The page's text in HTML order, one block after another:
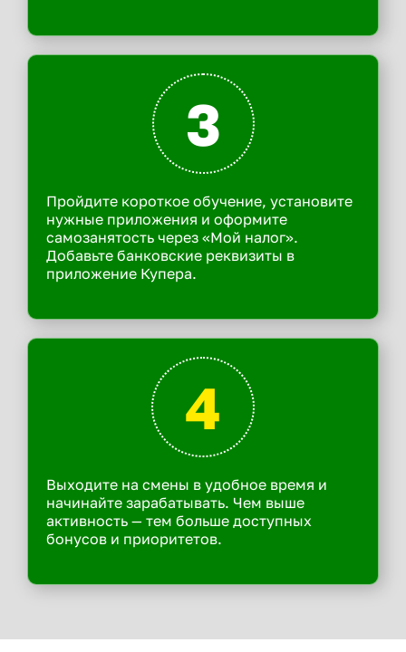
3
Пройдите короткое обучение, установите
нужные приложения и оформите
самозанятость через «Мой налог».
Добавьте банковские реквизиты в
приложение Купера.
4
Выходите на смены в удобное время и
начинайте зарабатывать. Чем выше
активность — тем больше доступных
бонусов и приоритетов.